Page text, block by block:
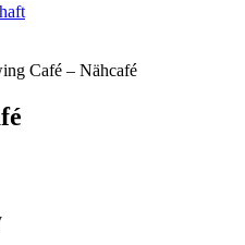
Café – Nähcafé